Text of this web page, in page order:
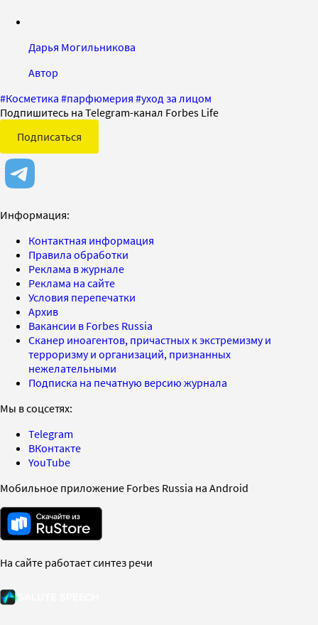
Дарья Могильникова
Автор
#Косметика #парфюмерия #уход за лицом
Подпишитесь на Telegram-канал Forbes Life
Подписаться
Информация:
Контактная информация
Правила обработки
Реклама в журнале
Реклама на сайте
Условия перепечатки
Архив
Вакансии в Forbes Russia
Сканер иноагентов, причастных к экстремизму и
терроризму и организаций, признанных
нежелательными
Подписка на печатную версию журнала
Мы в соцсетях:
Telegram
ВКонтакте
YouTube
Мобильное приложение Forbes Russia на Android
На сайте работает синтез речи